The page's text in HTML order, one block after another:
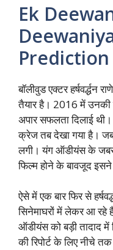
Ek
Prediction
बॉलीवुड एक्टर हर्षवर्द्धन
तैयार है। 2016 में उनकी
अपार सफलता दिलाई
क्रेज तब देखा गया है।
लगी। यंग ऑडीयंस के
फिल्म होने के बावजूद
ऐसे में एक बार फिर से
सिनेमाघरों में लेकर आ रहे
ऑडीयंस को बड़ी तादाद
की रिपोर्ट के लिए नीचे